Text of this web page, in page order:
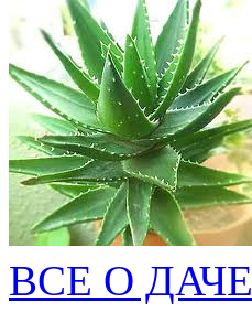
ВСЕ О ДАЧЕ